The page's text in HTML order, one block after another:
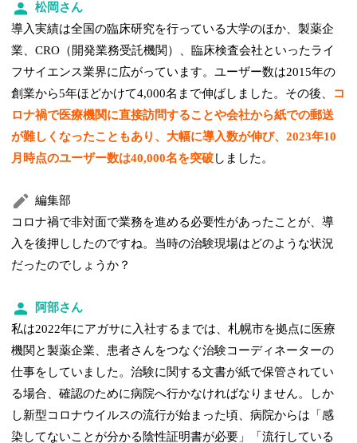
松岡さん
導入実績は全国の臨床研究を行っている大学のほか、製薬企
業、CRO（開発業務受託機関）、臨床検査会社といったライ
フサイエンス業界に広がっています。ユーザー数は2015年の
創業から5年ほどかけて4,000名まで伸ばしました。その後、
コ
ロナ禍で医療機関に直接訪問することや会社から紙での郵送
が難しくなったこともあり、大幅に導入数が伸び、2023年10
月時点のユーザー数は40,000名を突破しました。
編集部
コロナ禍で非対面で業務を進める必要性があったことが、導
入を後押ししたのですね。当時の治験現場はどのような状況
だったのでしょうか？
阿部さん
私は2022年にアガサに入社するまでは、札幌市を拠点に医療
機関と製薬企業、患者さんをつなぐ治験コーディネーターの
仕事をしていました。治験に関する文書が紙で保管されてい
る場合、確認のために病院へ行かなければなりません。しか
し新型コロナウイルスの流行が始まった頃、病院からは「感
染してないことが分かる陰性証明書が必要」「流行している